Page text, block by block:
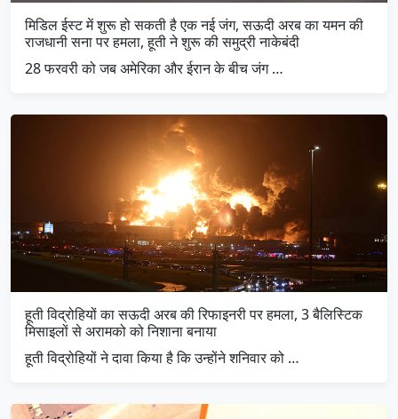
मिडिल ईस्ट में शुरू हो सकती है एक नई जंग, सऊदी अरब का यमन की
राजधानी सना पर हमला, हूती ने शुरू की समुद्री नाकेबंदी
28 फरवरी को जब अमेरिका और ईरान के बीच जंग …
हूती विद्रोहियों का सऊदी अरब की रिफाइनरी पर हमला, 3 बैलिस्टिक
मिसाइलों से अरामको को निशाना बनाया
हूती विद्रोहियों ने दावा किया है कि उन्होंने शनिवार को …